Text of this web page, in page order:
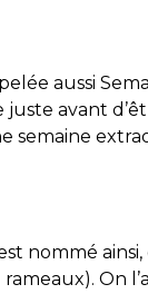
aussi
juste avant
semaine
nommé
On